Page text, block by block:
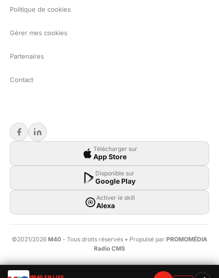
Politique de cookies
Gérer mes cookies
Partenaires
Contact
Télécharger sur
App Store
Disponible sur
Google Play
Activer le skill
Alexa
©2021/2026 M40 - Tous droits réservés • Propulsé par PROMOMÉDIA
Radio CMS
M40 EN LIVE